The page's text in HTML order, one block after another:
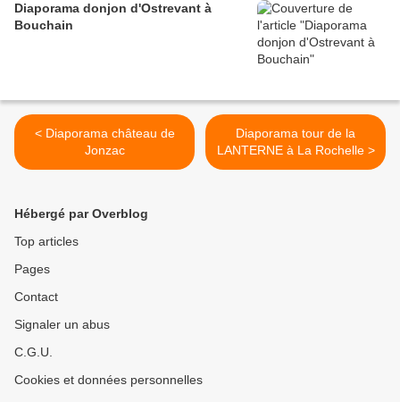
Diaporama donjon d'Ostrevant à
Bouchain
< Diaporama château de
Jonzac
Diaporama tour de la
LANTERNE à La Rochelle >
Hébergé par Overblog
Top articles
Pages
Contact
Signaler un abus
C.G.U.
Cookies et données personnelles